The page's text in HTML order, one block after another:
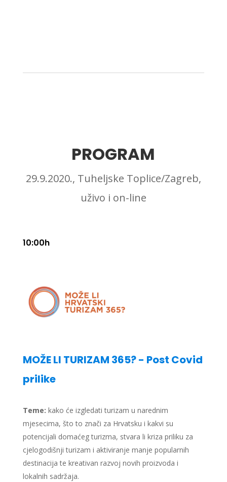
PROGRAM
29.9.2020., Tuheljske Toplice/Zagreb,
uživo i on-line
10:00h
MOŽE LI TURIZAM 365? - Post Covid
prilike
Teme: kako će izgledati turizam u narednim
mjesecima, što to znači za Hrvatsku i kakvi su
potencijali domaćeg turizma, stvara li kriza priliku za
cjelogodišnji turizam i aktiviranje manje popularnih
destinacija te kreativan razvoj novih proizvoda i
lokalnih sadržaja.